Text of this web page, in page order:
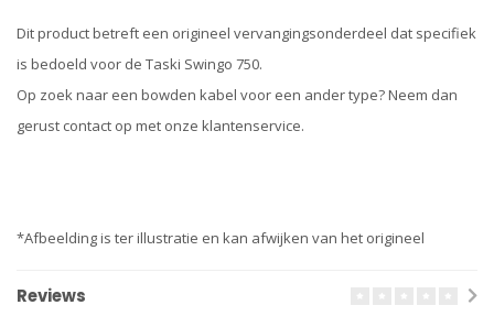
Dit product betreft een origineel vervangingsonderdeel dat specifiek
is bedoeld voor de Taski Swingo 750.
Op zoek naar een bowden kabel voor een ander type? Neem dan
gerust contact op met onze klantenservice.
*Afbeelding is ter illustratie en kan afwijken van het origineel
Reviews